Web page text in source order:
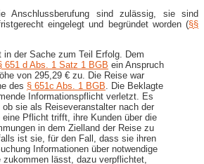
Anschlussberufung sind zulässig, sie sind
eingelegt und begründet worden (§§
in der Sache zum Teil Erfolg. Dem
651 d Abs. 1 Satz 1 BGB ein Anspruch
von 295,29 € zu. Die Reise war
des § 651c Abs. 1 BGB . Die Beklagte
Informationspflicht verletzt. Es
sie als Reiseveranstalter nach der
eine Pflicht trifft, ihre Kunden über die
in dem Zielland der Reise zu
ist sie, für den Fall, dass sie ihren
Informationen über notwendige
zukommen lässt, dazu verpflichtet,